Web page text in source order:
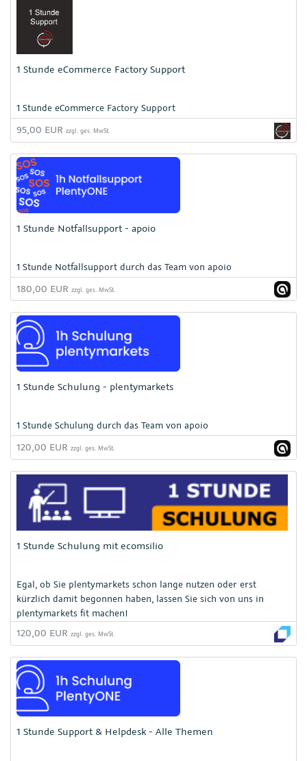
1 Stunde eCommerce Factory Support
1 Stunde eCommerce Factory Support
95,00 EUR zzgl. ges. MwSt.
1 Stunde Notfallsupport - apoio
1 Stunde Notfallsupport durch das Team von apoio
180,00 EUR zzgl. ges. MwSt.
1 Stunde Schulung - plentymarkets
1 Stunde Schulung durch das Team von apoio
120,00 EUR zzgl. ges. MwSt.
1 Stunde Schulung mit ecomsilio
Egal, ob Sie plentymarkets schon lange nutzen oder erst
kürzlich damit begonnen haben, lassen Sie sich von uns in
plentymarkets fit machen!
120,00 EUR zzgl. ges. MwSt.
1 Stunde Support & Helpdesk - Alle Themen